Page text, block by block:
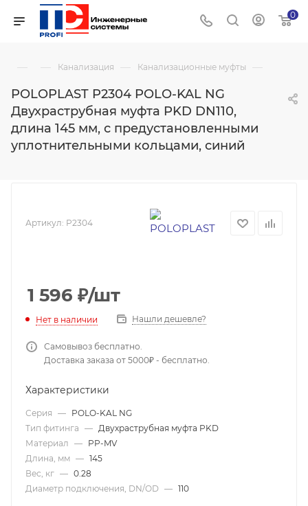
0
— — Канализация — Канализационные муфты —
POLOPLAST P2304 POLO-KAL NG
Двухраструбная муфта PKD DN110,
длина 145 мм, с предустановленными
уплотнительными кольцами, синий
Артикул: P2304
1 596 ₽/шт
Нет в наличии Нашли дешевле?
Самовывоз бесплатно.
Доставка заказа от 5000₽ - бесплатно.
Характеристики
Серия — POLO-KAL NG
Тип фитинга — Двухраструбная муфта PKD
Материал — PP-MV
Длина, мм — 145
Вес, кг — 0.28
Диаметр подключения, DN/OD — 110